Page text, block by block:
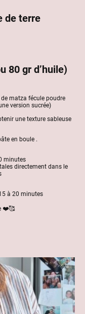
de terre
80 gr d’huile)
matza fécule poudre
version sucrée)
une texture sableuse
en boule .
minutes
directement dans le
à 20 minutes
❤️🥰